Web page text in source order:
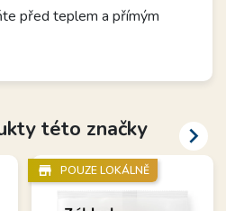
před teplem a přímým
této značky
store_mall_directory POUZE LOKÁLNĚ
